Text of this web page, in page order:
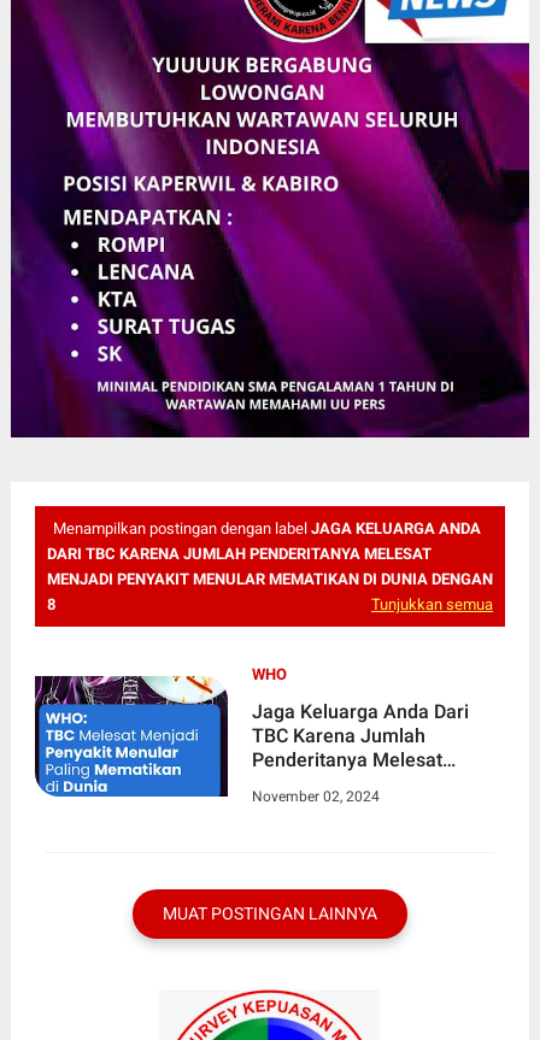
Menampilkan postingan dengan label JAGA KELUARGA ANDA
DARI TBC KARENA JUMLAH PENDERITANYA MELESAT
MENJADI PENYAKIT MENULAR MEMATIKAN DI DUNIA DENGAN
8
Tunjukkan semua
WHO
Jaga Keluarga Anda Dari
TBC Karena Jumlah
Penderitanya Melesat
Mematikan di Dunia dengan
November 02, 2024
MUAT POSTINGAN LAINNYA